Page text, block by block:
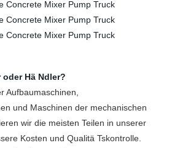
oder Hä Ndler?
Aufbaumaschinen,
und Maschinen der mechanischen
wir die meisten Teilen in unserer
Kosten und Qualitä Tskontrolle.